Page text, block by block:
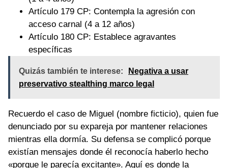
Artículo 179 CP: Contempla la agresión con
acceso carnal (4 a 12 años)
Artículo 180 CP: Establece agravantes
específicas
Quizás también te interese:
Negativa a usar
preservativo stealthing marco legal
Recuerdo el caso de Miguel (nombre ficticio), quien fue
denunciado por su expareja por mantener relaciones
mientras ella dormía. Su defensa se complicó porque
existían mensajes donde él reconocía haberlo hecho
«porque le parecía excitante». Aquí es donde la